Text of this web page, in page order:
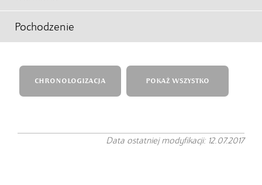
Pochodzenie
CHRONOLOGIZACJA POKAŻ WSZYSTKO
Data ostatniej modyfikacji: 12.07.2017